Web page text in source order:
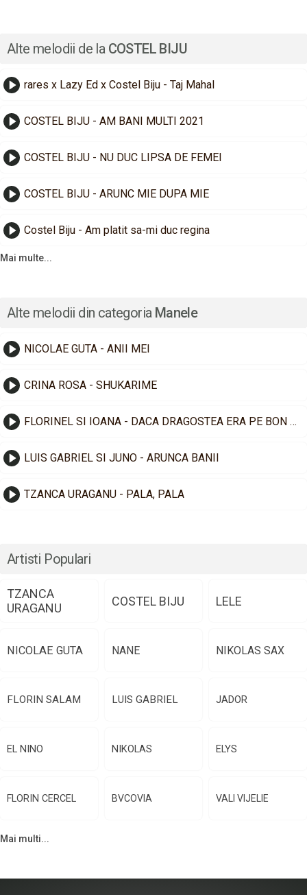
Alte melodii de la COSTEL BIJU
rares x Lazy Ed x Costel Biju - Taj Mahal
COSTEL BIJU - AM BANI MULTI 2021
COSTEL BIJU - NU DUC LIPSA DE FEMEI
COSTEL BIJU - ARUNC MIE DUPA MIE
Costel Biju - Am platit sa-mi duc regina
Mai multe...
Alte melodii din categoria Manele
NICOLAE GUTA - ANII MEI
CRINA ROSA - SHUKARIME
FLORINEL SI IOANA - DACA DRAGOSTEA ERA PE BON FISCAL
LUIS GABRIEL SI JUNO - ARUNCA BANII
TZANCA URAGANU - PALA, PALA
Artisti Populari
TZANCA
URAGANU
COSTEL BIJU LELE
NICOLAE GUTA NANE NIKOLAS SAX
FLORIN SALAM LUIS GABRIEL JADOR
EL NINO NIKOLAS ELYS
FLORIN CERCEL BVCOVIA VALI VIJELIE
Mai multi...